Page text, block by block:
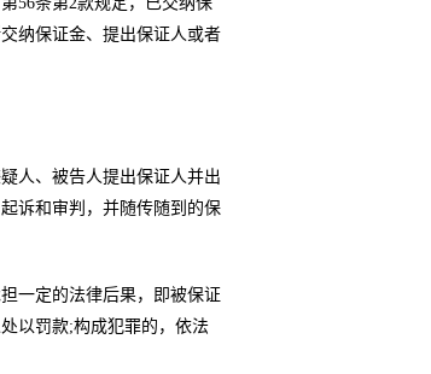
纳保证金、提出保证人或者
人、被告人提出保证人并出
诉和审判，并随传随到的保
一定的法律后果，即被保证
以罚款;构成犯罪的，依法